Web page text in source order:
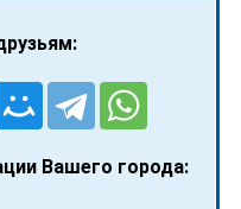
Вашего города: